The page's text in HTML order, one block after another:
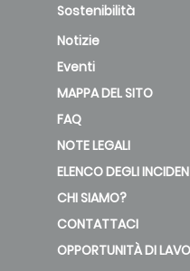
Sostenibilità
Notizie
Eventi
MAPPA DEL SITO
FAQ
NOTE LEGALI
ELENCO DEGLI
CHI SIAMO?
CONTATTACI
OPPORTUNITÀ DI